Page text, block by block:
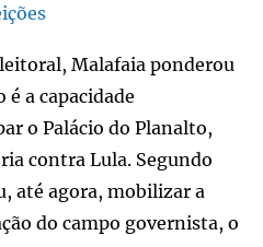
Malafaia ponderou
a capacidade
o Palácio do Planalto,
contra Lula. Segundo
até agora, mobilizar a
do campo governista, o